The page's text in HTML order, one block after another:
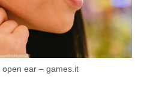
ear – games.it